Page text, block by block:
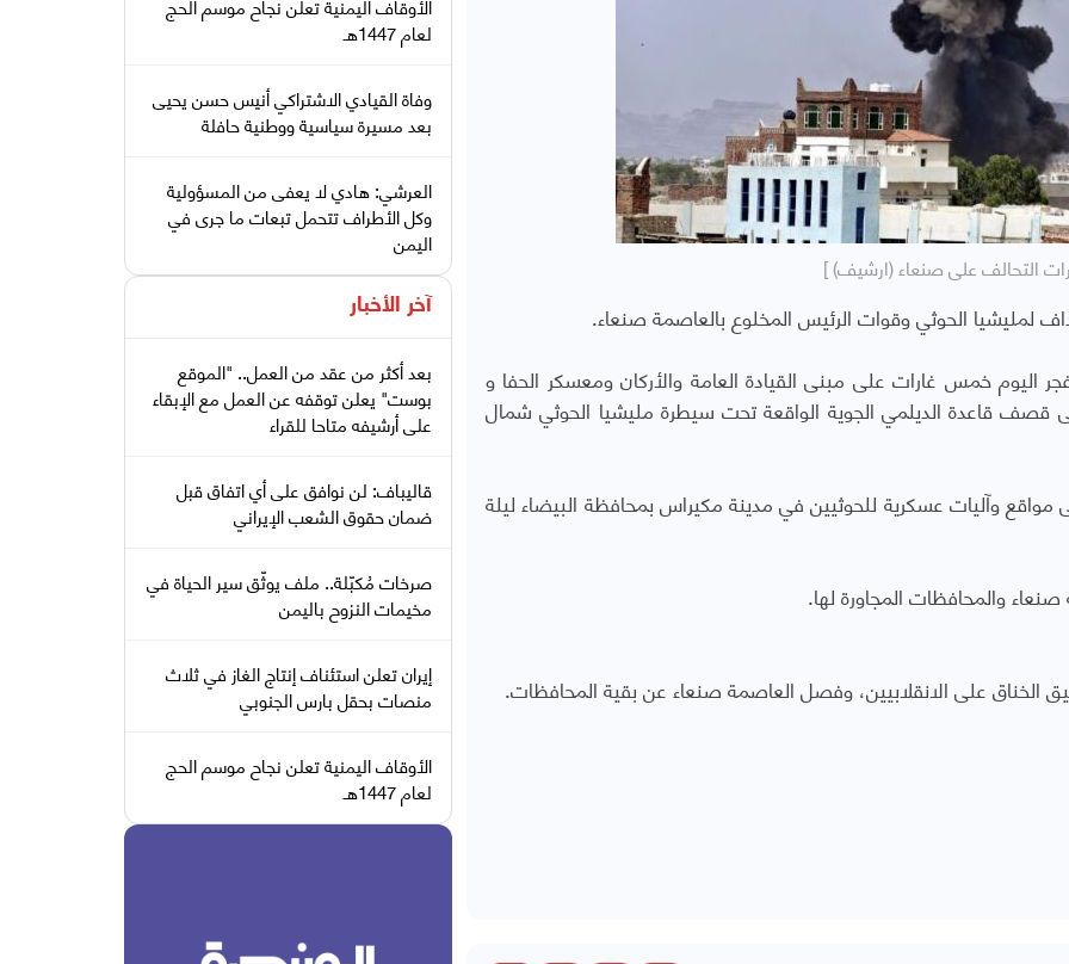
التحالف على صنعاء (ارشيف) ]
لمليشيا الحوثي وقوات الرئيس المخلوع بالعاصمة صنعاء.
خمس غارات على ﻣﺒﻨﻰ ﺍﻟﻘﻴﺎﺩﺓ ﺍﻟﻌﺎﻣﺔ ﻭﺍﻷﺭﻛﺎﻥ ﻭﻣﻌﺴﻜﺮ ﺍﻟﺤﻔﺎ ﻭ
قصف قاعدة الديلمي الجوية الواقعة تحت سيطرة مليشيا الحوثي شمال
وآليات عسكرية للحوثيين في مدينة مكيراس بمحافظة البيضاء ليلة
والمحافظات المجاورة لها.
الخناق على الانقلابيين، وفصل العاصمة صنعاء عن بقية المحافظات.
لعام 1447هـ
وفاة القيادي الاشتراكي أنيس حسن يحيى
بعد مسيرة سياسية ووطنية حافلة
العرشي: هادي لا يعفى من المسؤولية
وكل الأطراف تتحمل تبعات ما جرى في
اليمن
آخر الأخبار
بعد أكثر من عقد من العمل.. "الموقع
بوست" يعلن توقفه عن العمل مع الإبقاء
على أرشيفه متاحا للقراء
قاليباف: لن نوافق على أي اتفاق قبل
ضمان حقوق الشعب الإيراني
صرخات مُكبّلة.. ملف يوثّق سير الحياة في
مخيمات النزوح باليمن
إيران تعلن استئناف إنتاج الغاز في ثلاث
منصات بحقل بارس الجنوبي
الأوقاف اليمنية تعلن نجاح موسم الحج
لعام 1447هـ